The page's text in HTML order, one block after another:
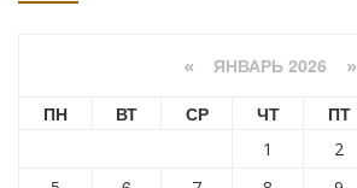
« ЯНВАРЬ 2026 »
ПН ВТ СР ЧТ ПТ
1 2